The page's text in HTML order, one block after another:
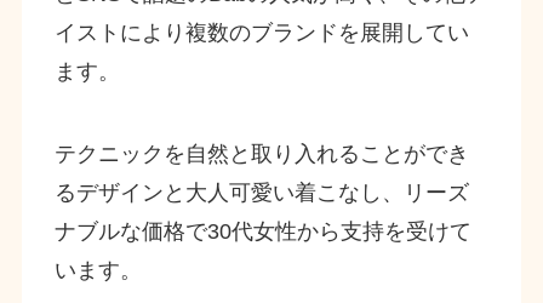
イストにより複数のブランドを展開してい
ます。
テクニックを自然と取り入れることができ
るデザインと大人可愛い着こなし、リーズ
ナブルな価格で30代女性から支持を受けて
います。